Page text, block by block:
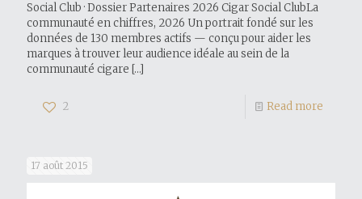
Social Club · Dossier Partenaires 2026 Cigar Social ClubLa
communauté en chiffres, 2026 Un portrait fondé sur les
données de 130 membres actifs — conçu pour aider les
marques à trouver leur audience idéale au sein de la
communauté cigare […]
2 Read more
17 août 2015